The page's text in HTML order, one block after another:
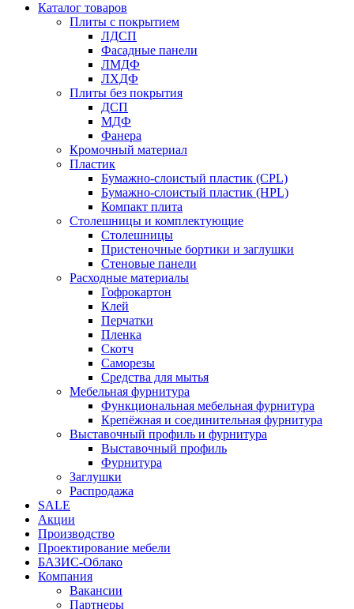
Каталог товаров
Плиты с покрытием
ЛДСП
Фасадные панели
ЛМДФ
ЛХДФ
Плиты без покрытия
ДСП
МДФ
Фанера
Кромочный материал
Пластик
Бумажно-слоистый пластик (CPL)
Бумажно-слоистый пластик (HPL)
Компакт плита
Столешницы и комплектующие
Столешницы
Пристеночные бортики и заглушки
Стеновые панели
Расходные материалы
Гофрокартон
Клей
Перчатки
Пленка
Скотч
Саморезы
Средства для мытья
Мебельная фурнитура
Функциональная мебельная фурнитура
Крепёжная и соединительная фурнитура
Выставочный профиль и фурнитура
Выставочный профиль
Фурнитура
Заглушки
Распродажа
SALE
Акции
Производство
Проектирование мебели
БАЗИС-Облако
Компания
Вакансии
Партнеры